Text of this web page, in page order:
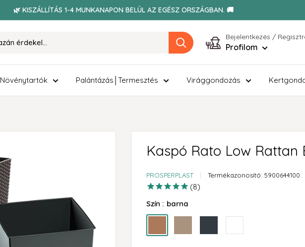
🌿 KISZÁLLÍTÁS 1-4 MUNKANAPON BELÜL AZ EGÉSZ ORSZÁGBAN. 🚚
Bejelentkezés /
Profilom
Palántázás│Termesztés Virággondozás
Kaspó Rato Low Rattan
PROSPERPLAST Termékazonosító: 5900644100
8
Szín : barna